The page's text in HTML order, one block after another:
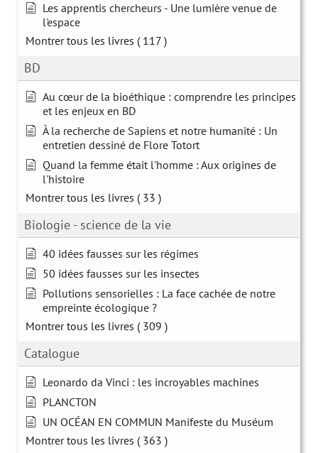
Les apprentis chercheurs - Une lumière venue de
l'espace
Montrer tous les livres ( 117 )
BD
Au cœur de la bioéthique : comprendre les principes
et les enjeux en BD
À la recherche de Sapiens et notre humanité : Un
entretien dessiné de Flore Totort
Quand la femme était l'homme : Aux origines de
l'histoire
Montrer tous les livres ( 33 )
Biologie - science de la vie
40 idées fausses sur les régimes
50 idées fausses sur les insectes
Pollutions sensorielles : La face cachée de notre
empreinte écologique ?
Montrer tous les livres ( 309 )
Catalogue
Leonardo da Vinci : les incroyables machines
PLANCTON
UN OCÉAN EN COMMUN Manifeste du Muséum
Montrer tous les livres ( 363 )